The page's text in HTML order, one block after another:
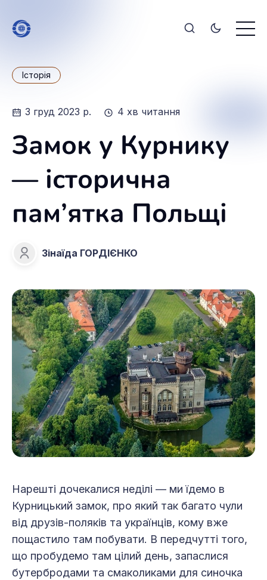
Історія
3 груд 2023 р. 4 хв читання
Замок у Курнику
— історична
пам’ятка Польщі
Зінаїда ГОРДІЄНКО
Зінаїда ГОРДІЄНКО
Нарешті дочекалися неділі — ми їдемо в
Курницький замок, про який так багато чули
від друзів-поляків та українців, кому вже
пощастило там побувати. В передчутті того,
що пробудемо там цілий день, запаслися
бутербродами та смаколиками для синочка